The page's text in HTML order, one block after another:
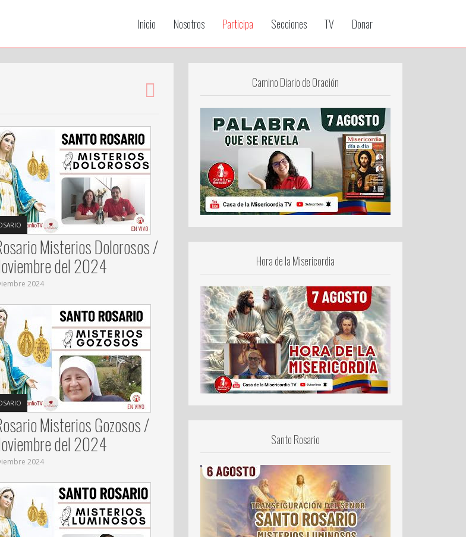
Inicio Nosotros Participa Secciones TV Donar
Misterios Dolorosos /
del 2024
2024
Misterios Gozosos /
del 2024
2024
Camino Diario de Oración
Hora de la Misericordia
Santo Rosario